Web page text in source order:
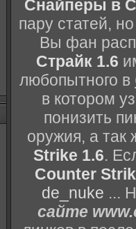
Снайперы в
пару статей,
Вы фан
Страйк 1.6
любопытного в
в котором
понизить
оружия, а так
Strike 1.6.
Counter
de_nuke ...
сайте